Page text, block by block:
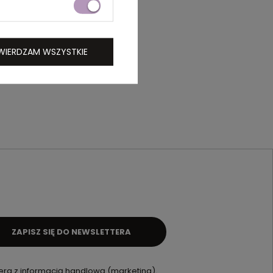
ZAPISZ SIĘ DO NEWSLETTERA
WSZYSTKIE